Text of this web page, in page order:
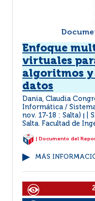
Enfoque
virtuales
algoritmos
datos
Dania, Claudia
Informática /
nov. 17-18 : Salta)
Salta. Facultad de
| Documento del
MÁS